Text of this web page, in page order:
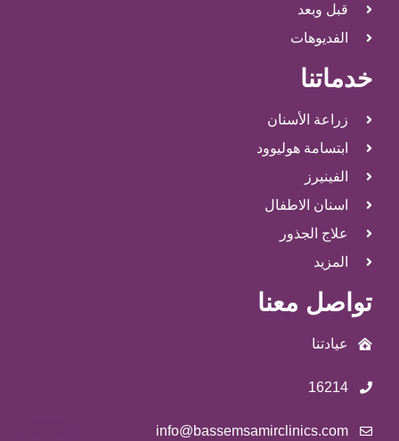
قبل وبعد
الفديوهات
خدماتنا
زراعة الأسنان
ابتسامة هوليوود
الفينيرز
اسنان الاطفال
علاج الجذور
المزيد
تواصل معنا
عيادتنا
16214
info@bassemsamirclinics.com